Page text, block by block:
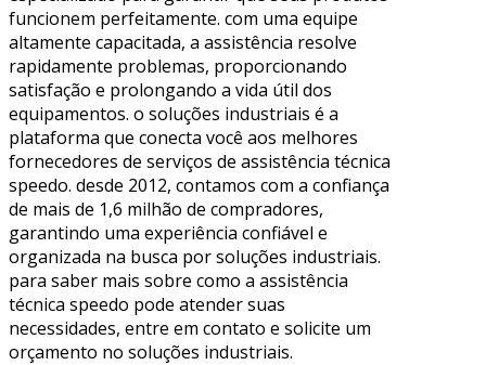
funcionem perfeitamente. com uma equipe
altamente capacitada, a assistência resolve
rapidamente problemas, proporcionando
satisfação e prolongando a vida útil dos
equipamentos. o soluções industriais é a
plataforma que conecta você aos melhores
fornecedores de serviços de assistência técnica
speedo. desde 2012, contamos com a confiança
de mais de 1,6 milhão de compradores,
garantindo uma experiência confiável e
organizada na busca por soluções industriais.
para saber mais sobre como a assistência
técnica speedo pode atender suas
necessidades, entre em contato e solicite um
orçamento no soluções industriais.